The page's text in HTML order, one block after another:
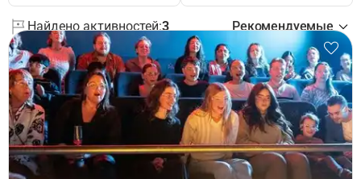
Найдено активностей:3 Рекомендуемые